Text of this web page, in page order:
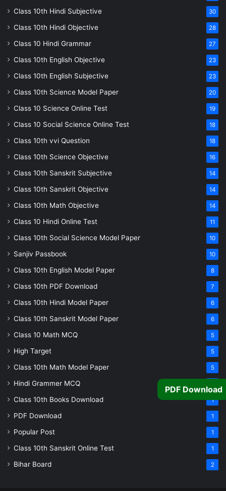
Class 10th Hindi Subjective 30
Class 10th Hindi Objective 28
Class 10 Hindi Grammar 27
Class 10th English Objective 23
Class 10th English Subjective 23
Class 10th Science Model Paper 20
Class 10 Science Online Test 19
Class 10 Social Science Online Test 18
Class 10th vvi Question 18
Class 10th Science Objective 16
Class 10th Sanskrit Subjective 14
Class 10th Sanskrit Objective 14
Class 10th Math Objective 14
Class 10 Hindi Online Test 11
Class 10th Social Science Model Paper 10
Sanjiv Passbook 10
Class 10th English Model Paper 8
Class 10th PDF Download 7
Class 10th Hindi Model Paper 6
Class 10th Sanskrit Model Paper 6
Class 10 Math MCQ 5
High Target 5
Class 10th Math Model Paper 5
Hindi Grammer MCQ
Class 10th Books Download 1
PDF Download 1
Popular Post 1
Class 10th Sanskrit Online Test 1
Bihar Board 2
PDF Download